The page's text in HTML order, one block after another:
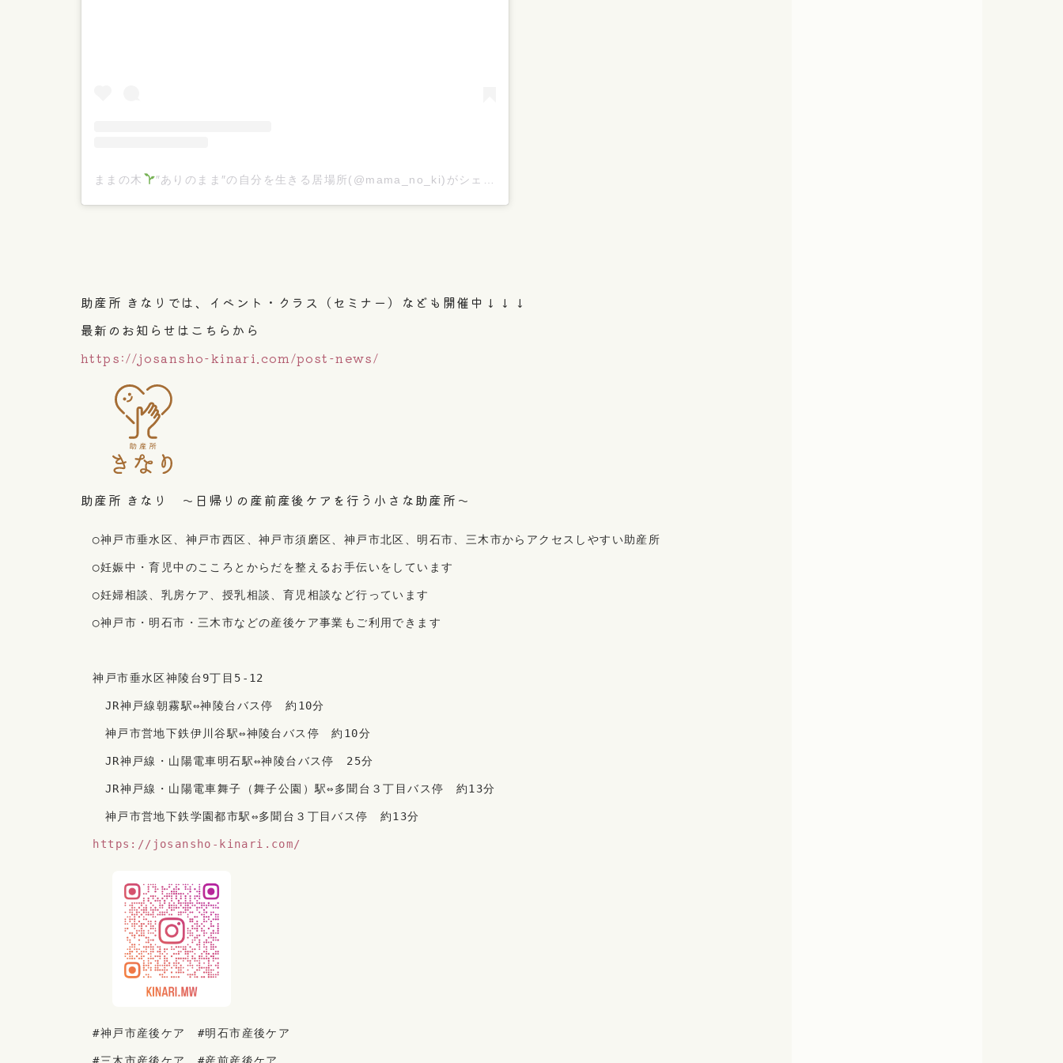
ままの木 ″ありのまま″の自分を生きる居場所(@mama_no_ki)がシェアした投稿
助産所 きなりでは、イベント・クラス（セミナー）なども開催中↓↓↓
最新のお知らせはこちらから
https://josansho-kinari.com/post-news/
助産所 きなり ～日帰りの産前産後ケアを行う小さな助産所～
◯神戸市垂水区、神戸市西区、神戸市須磨区、神戸市北区、明石市、三木市からアクセスしやすい助産所
◯妊娠中・育児中のこころとからだを整えるお手伝いをしています
◯妊婦相談、乳房ケア、授乳相談、育児相談など行っています
◯神戸市・明石市・三木市などの産後ケア事業もご利用できます
神戸市垂水区神陵台9丁目5-12
JR神戸線朝霧駅⇔神陵台バス停　約10分
神戸市営地下鉄伊川谷駅⇔神陵台バス停　約10分
JR神戸線・山陽電車明石駅⇔神陵台バス停　25分
JR神戸線・山陽電車舞子（舞子公園）駅⇔多聞台３丁目バス停　約13分
神戸市営地下鉄学園都市駅⇔多聞台３丁目バス停　約13分
https://josansho-kinari.com/
#神戸市産後ケア　#明石市産後ケア